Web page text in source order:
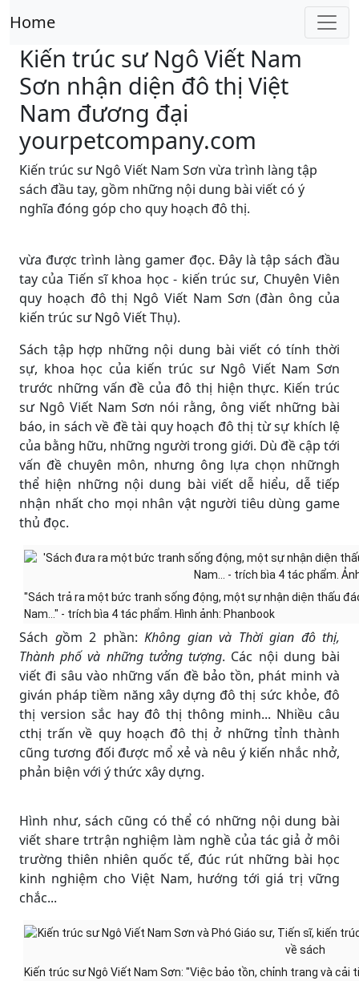
Home
Kiến trúc sư Ngô Viết Nam
Sơn nhận diện đô thị Việt
Nam đương đại
yourpetcompany.com
Kiến trúc sư Ngô Viết Nam Sơn vừa trình làng tập
sách đầu tay, gồm những nội dung bài viết có ý
nghĩa đóng góp cho quy hoạch đô thị.
vừa được trình làng gamer đọc. Đây là tập sách đầu
tay của Tiến sĩ khoa học - kiến trúc sư, Chuyên Viên
quy hoạch đô thị Ngô Viết Nam Sơn (đàn ông của
kiến trúc sư Ngô Viết Thụ).
Sách tập hợp những nội dung bài viết có tính thời
sự, khoa học của kiến trúc sư Ngô Viết Nam Sơn
trước những vấn đề của đô thị hiện thực. Kiến trúc
sư Ngô Viết Nam Sơn nói rằng, ông viết những bài
báo, in sách về đề tài quy hoạch đô thị từ sự khích lệ
của bằng hữu, những người trong giới. Dù đề cập tới
vấn đề chuyên môn, nhưng ông lựa chọn nhữngh
thể hiện những nội dung bài viết dễ hiểu, dễ tiếp
nhận nhất cho mọi nhân vật người tiêu dùng game
thủ đọc.
"Sách trả ra một bức tranh sống động, một sự nhận diện thấu
Nam..." - trích bìa 4 tác phẩm. Hình ảnh: Phanbook
Sách gồm 2 phần: Không gian và Thời gian đô thị,
Thành phố và những tưởng tượng. Các nội dung bài
viết đi sâu vào những vấn đề bảo tồn, phát minh và
giván pháp tiềm năng xây dựng đô thị sức khỏe, đô
thị version sắc hay đô thị thông minh... Nhiều câu
cthị trấn về quy hoạch đô thị ở những tỉnh thành
cũng tương đối được mổ xẻ và nêu ý kiến nhắc nhở,
phản biện với ý thức xây dựng.
Hình như, sách cũng có thể có những nội dung bài
viết share trtrận nghiệm làm nghề của tác giả ở môi
trường thiên nhiên quốc tế, đúc rút những bài học
kinh nghiệm cho Việt Nam, hướng tới giá trị vững
chắc...
Kiến trúc sư Ngô Viết Nam Sơn: "Việc bảo tồn, chỉnh trang và